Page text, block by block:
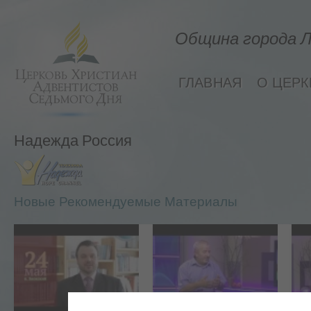
Община города
ГЛАВНАЯ О
Надежда Россия
Новые Рекомендуемые Материалы